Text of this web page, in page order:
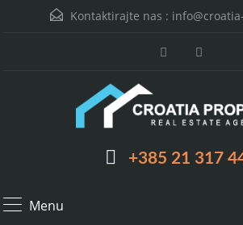
Kontaktirajte nas :
+385 21 317
Menu